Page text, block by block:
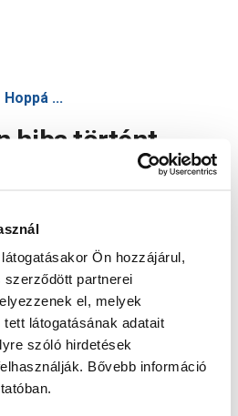
Ön hozzájárul,
partnerei
el, melyek
látogatásának adatait
szóló hirdetések
Bővebb információ
Hoppá ...
hiba történt
újratöltése